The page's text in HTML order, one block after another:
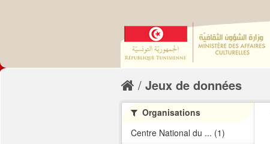
Jeux de données
Organisations
Centre National du ... (1)